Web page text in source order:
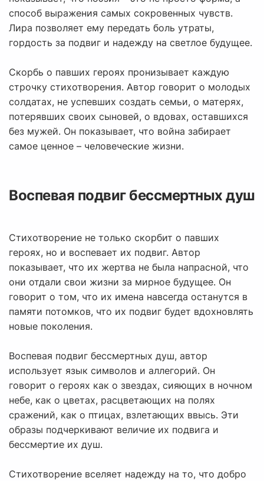
способ выражения самых сокровенных чувств.
Лира позволяет ему передать боль утраты,
гордость за подвиг и надежду на светлое будущее.
Скорбь о павших героях пронизывает каждую
строчку стихотворения. Автор говорит о молодых
солдатах, не успевших создать семьи, о матерях,
потерявших своих сыновей, о вдовах, оставшихся
без мужей. Он показывает, что война забирает
самое ценное – человеческие жизни.
Воспевая подвиг бессмертных душ
Стихотворение не только скорбит о павших
героях, но и воспевает их подвиг. Автор
показывает, что их жертва не была напрасной, что
они отдали свои жизни за мирное будущее. Он
говорит о том, что их имена навсегда останутся в
памяти потомков, что их подвиг будет вдохновлять
новые поколения.
Воспевая подвиг бессмертных душ, автор
использует язык символов и аллегорий. Он
говорит о героях как о звездах, сияющих в ночном
небе, как о цветах, расцветающих на полях
сражений, как о птицах, взлетающих ввысь. Эти
образы подчеркивают величие их подвига и
бессмертие их душ.
Стихотворение вселяет надежду на то, что добро